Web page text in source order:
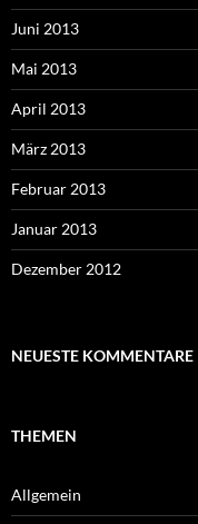
Juni 2013
Mai 2013
April 2013
März 2013
Februar 2013
Januar 2013
Dezember 2012
NEUESTE KOMMENTARE
THEMEN
Allgemein